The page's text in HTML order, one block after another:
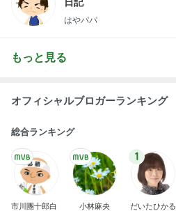
はやパパ
もっと見る
オフィシャルブロガーランキング
総合ランキング
市川團十郎白
小林麻央
1
だいたひかる